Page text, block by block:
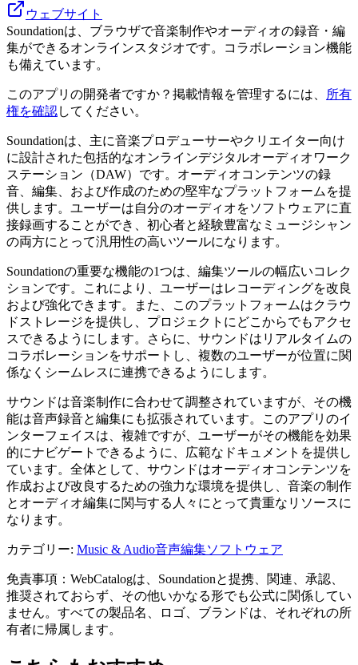
ウェブサイト
Soundationは、ブラウザで音楽制作やオーディオの録音・編
集ができるオンラインスタジオです。コラボレーション機能
も備えています。
このアプリの開発者ですか？掲載情報を管理するには、
所有
権を確認してください。
Soundationは、主に音楽プロデューサーやクリエイター向け
に設計された包括的なオンラインデジタルオーディオワーク
ステーション（DAW）です。オーディオコンテンツの録
音、編集、および作成のための堅牢なプラットフォームを提
供します。ユーザーは自分のオーディオをソフトウェアに直
接録画することができ、初心者と経験豊富なミュージシャン
の両方にとって汎用性の高いツールになります。
Soundationの重要な機能の1つは、編集ツールの幅広いコレク
ションです。これにより、ユーザーはレコーディングを改良
および強化できます。また、このプラットフォームはクラウ
ドストレージを提供し、プロジェクトにどこからでもアクセ
スできるようにします。さらに、サウンドはリアルタイムの
コラボレーションをサポートし、複数のユーザーが位置に関
係なくシームレスに連携できるようにします。
サウンドは音楽制作に合わせて調整されていますが、その機
能は音声録音と編集にも拡張されています。このアプリのイ
ンターフェイスは、複雑ですが、ユーザーがその機能を効果
的にナビゲートできるように、広範なドキュメントを提供し
ています。全体として、サウンドはオーディオコンテンツを
作成および改良するための強力な環境を提供し、音楽の制作
とオーディオ編集に関与する人々にとって貴重なリソースに
なります。
カテゴリー: Music & Audio音声編集ソフトウェア
免責事項：WebCatalogは、Soundationと提携、関連、承認、
推奨されておらず、その他いかなる形でも公式に関係してい
ません。すべての製品名、ロゴ、ブランドは、それぞれの所
有者に帰属します。